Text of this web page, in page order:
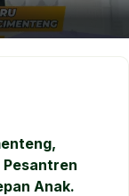
Pesantren
Anak.